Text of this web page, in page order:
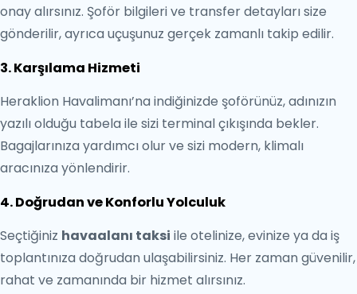
onay alırsınız. Şoför bilgileri ve transfer detayları size
gönderilir, ayrıca uçuşunuz gerçek zamanlı takip edilir.
3. Karşılama Hizmeti
Heraklion Havalimanı’na indiğinizde şoförünüz, adınızın
yazılı olduğu tabela ile sizi terminal çıkışında bekler.
Bagajlarınıza yardımcı olur ve sizi modern, klimalı
aracınıza yönlendirir.
4. Doğrudan ve Konforlu Yolculuk
Seçtiğiniz havaalanı taksi ile otelinize, evinize ya da iş
toplantınıza doğrudan ulaşabilirsiniz. Her zaman güvenilir,
rahat ve zamanında bir hizmet alırsınız.